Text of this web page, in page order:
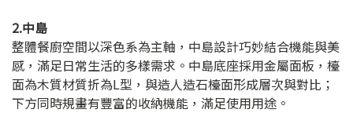
2.中島
整體餐廚空間以深色系為主軸，中島設計巧妙結合機能與美
感，滿足日常生活的多樣需求。中島底座採用金屬面板，檯
面為木質材質折為L型，與造人造石檯面形成層次與對比；
下方同時規畫有豐富的收納機能，滿足使用用途。